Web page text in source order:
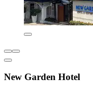
New Garden Hotel